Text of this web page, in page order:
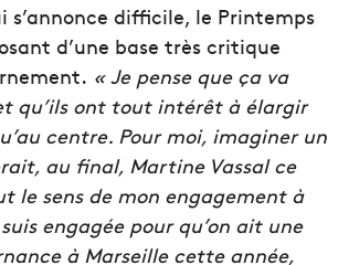
s’annonce difficile, le Printemps
d’une base très critique
« Je pense que ça va
qu’ils ont tout intérêt à élargir
centre. Pour moi, imaginer un
au final, Martine Vassal ce
le sens de mon engagement à
engagée pour qu’on ait une
à Marseille cette année,